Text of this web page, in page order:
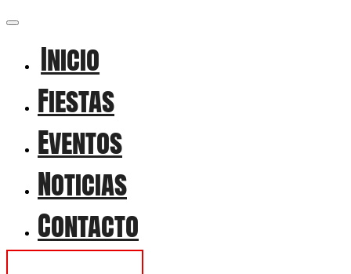
Inicio
Fiestas
Eventos
Noticias
Contacto